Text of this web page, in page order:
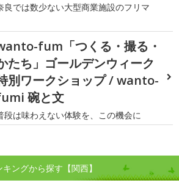
良では数少ない大型商業施設のフリマ
fum「つくる・撮る・
たち」ゴールデンウィーク
別ワークショップ / wanto-
碗と文
段は味わえない体験を、この機会に
ングから探す【関西】